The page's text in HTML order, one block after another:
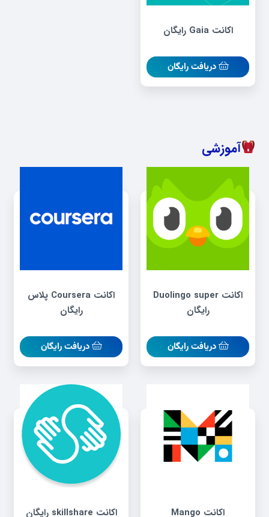
اکانت Gaia رایگان
دریافت رایگان
آموزشی
اکانت Duolingo super
رایگان
دریافت رایگان
اکانت Coursera پلاس
رایگان
دریافت رایگان
اکانت Mango اکانت skillshare رایگان